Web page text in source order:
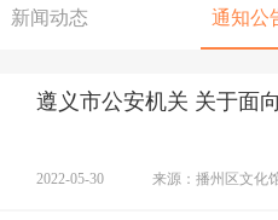
新闻动态 通知公
遵义市公安机关 关于面
2022-05-30 来源：播州区文化